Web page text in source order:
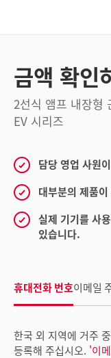
금액 확인
2선식 앰프 내장형
EV 시리즈
담당 영업 사원
대부분의 제품
실제 기기를 사
있습니다.
휴대전화 번호이메일
한국 외 지역에 거주
등록해 주십시오. '이